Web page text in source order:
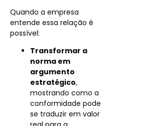
Quando a empresa
entende essa relação é
possível:
Transformar a
norma em
argumento
estratégico,
mostrando como a
conformidade pode
se traduzir em valor